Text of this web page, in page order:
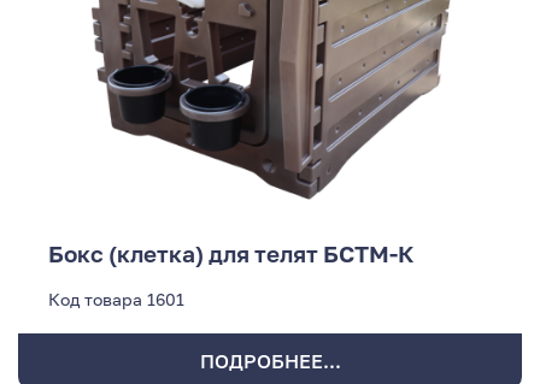
Бокс (клетка) для телят БСТМ-К
Код товара 1601
ПОДРОБНЕЕ...